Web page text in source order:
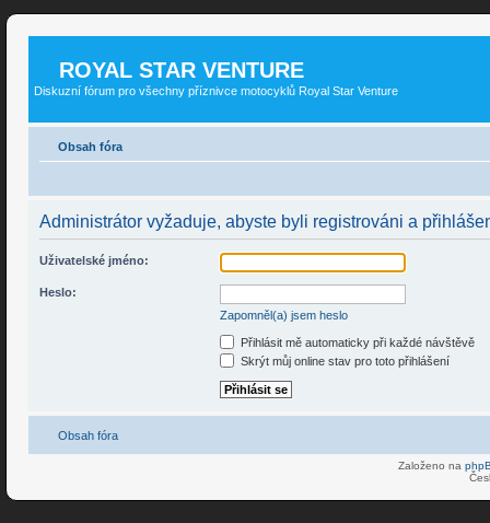
ROYAL STAR VENTURE
Diskuzní fórum pro všechny příznivce motocyklů Royal Star Venture
Obsah fóra
Administrátor vyžaduje, abyste byli registrováni a
Uživatelské jméno:
Heslo:
Zapomněl(a) jsem heslo
Přihlásit mě automaticky při každé návštěvě
Skrýt můj online stav pro toto přihlášení
Obsah fóra
Založeno na